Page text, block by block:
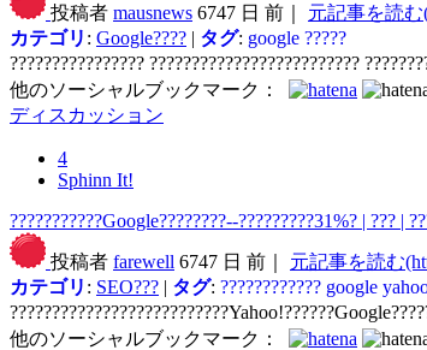
投稿者 mausnews 6747 日 前｜
元記事を読む
カテゴリ : Google???? | タグ: google ?????
???????????????? ?????????????????????????
他のソーシャルブックマーク：
ディスカッション
4
Sphinn It!
???????????Google????????--?????????31%? | ??? |
投稿者 farewell 6747 日 前｜
元記事を読む
カテゴリ : SEO??? | タグ: ???????????? google
他のソーシャルブックマーク：